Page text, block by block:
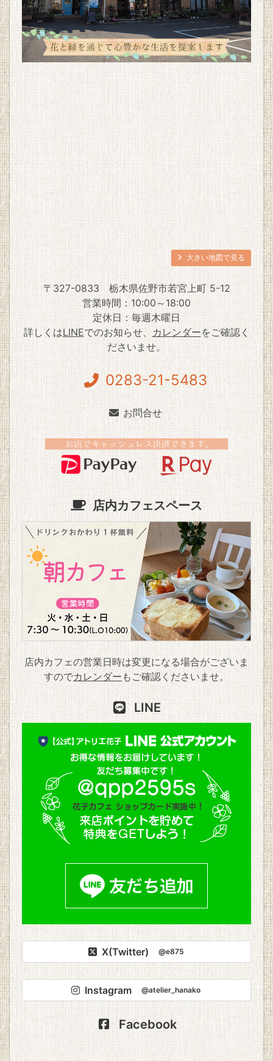
大きい地図で見る
〒327-0833
栃木県佐野市若宮上町 5-12
営業時間：10:00～18:00
定休日：毎週木曜日
詳しくはLINEでのお知らせ、カレンダーをご確認く
ださいませ。
0283-21-5483
お問合せ
店内カフェスペース
店内カフェの営業日時は変更になる場合がございま
すのでカレンダー もご確認くださいませ。
LINE
X(Twitter) @e875
Instagram @atelier_hanako
Facebook